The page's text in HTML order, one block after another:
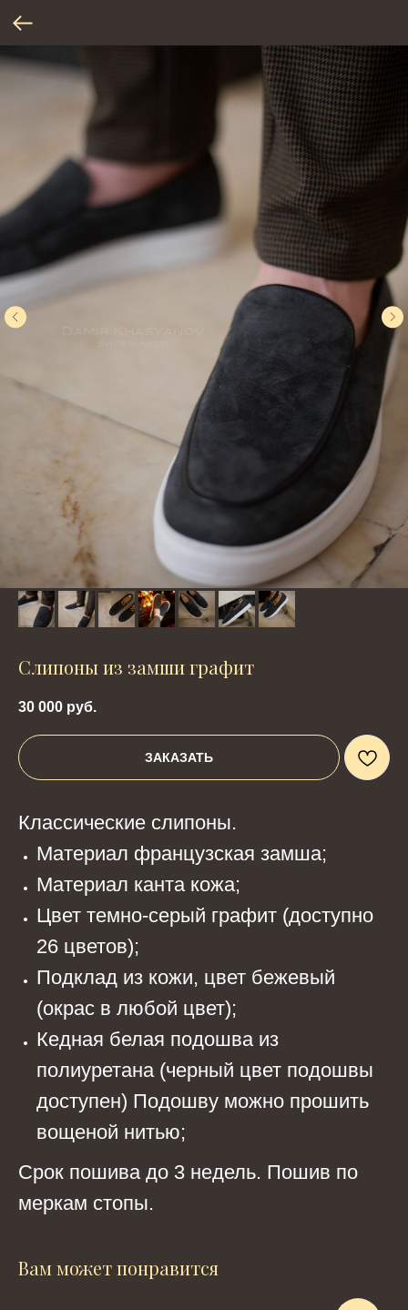
Слипоны из замши графит
30 000 руб.
ЗАКАЗАТЬ
Классические слипоны.
Материал французская замша;
Материал канта кожа;
Цвет темно-серый графит (доступно
26 цветов);
Подклад из кожи, цвет бежевый
(окрас в любой цвет);
Кедная белая подошва из
полиуретана (черный цвет подошвы
доступен) Подошву можно прошить
вощеной нитью;
Срок пошива до 3 недель. Пошив по
меркам стопы.
Вам может понравится